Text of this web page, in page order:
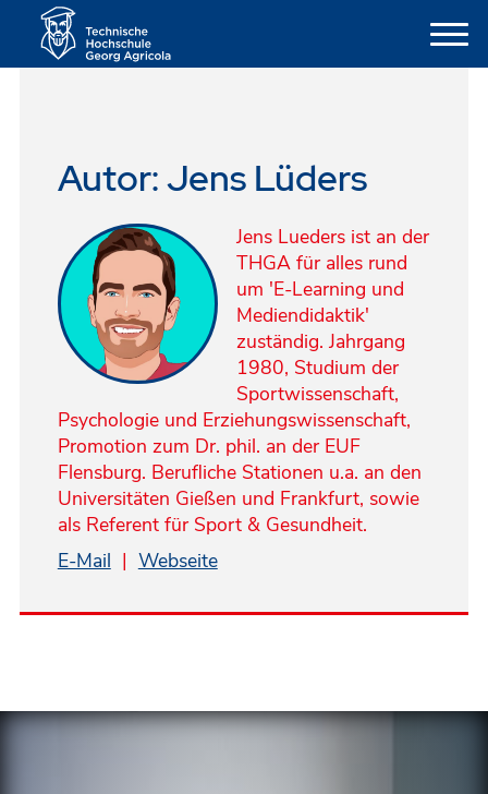
Autor: Jens Lüders
Jens Lueders ist an der
THGA für alles rund
um 'E-Learning und
Mediendidaktik'
zuständig. Jahrgang
1980, Studium der
Sportwissenschaft,
Psychologie und Erziehungswissenschaft,
Promotion zum Dr. phil. an der EUF
Flensburg. Berufliche Stationen u.a. an den
Universitäten Gießen und Frankfurt, sowie
als Referent für Sport & Gesundheit.
E-Mail | Webseite